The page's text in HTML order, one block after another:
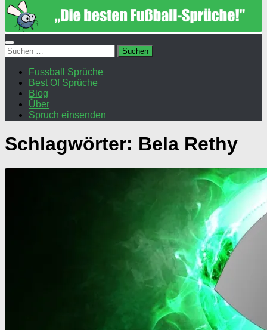
Suchen
nach:
Fussball Sprüche
Best Of Sprüche
Blog
Über
Spruch einsenden
Schlagwörter: Bela Rethy